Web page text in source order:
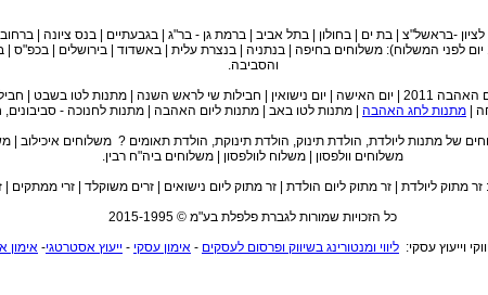
לציון -בראשל"צ | בת ים | בחולון | בתל אביב | ברמת גן - בר"ג | בגבעתיים | בנס ציונה |
(הזמנות עד השעה 12 יום לפני המשלוח): משלוחים בחיפה | בנתניה | בנצרת עלית | באשדוד | בירושלים |
והסביבה.
| חבילות שי לפסח |
| מתנות לחג האהבה | מתנות לטו באב | מתנות ליום האהבה | מתנות לחנוכה -
של מתנות ליולדת, הולדת תינוק, הולדת תינוקת, הולדת תאומים ? משלוחים איכילוב |
משלוחים וולפסון | משלוח לוולפסון | משלוחים ביה"ח רבין.
זר מתוק ליולדת | זר מתוק ליום הולדת | זר מתוק ליום נישואים | זרים משוקלד | זרי ממתקים |
כל הזכויות שמורות לגברת פלפלת בע"מ © 2015-1995
וייעוץ עסקי: ליווי ומנטורינג בשיווק ופרסום לעסקים - אימון עסקי - ייעוץ אסטרטגי- אימון